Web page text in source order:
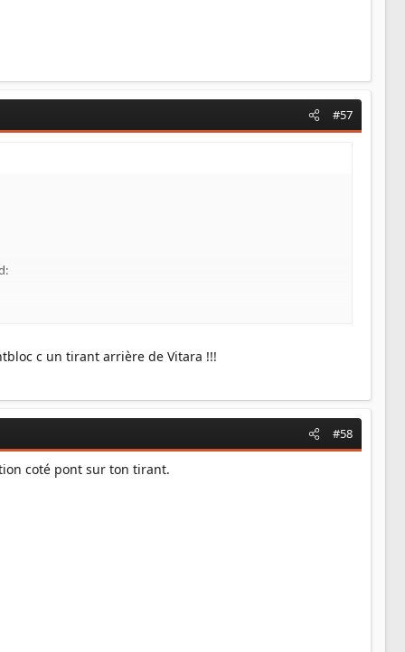
#57
c un tirant arrière de Vitara !!!
#58
coté pont sur ton tirant.